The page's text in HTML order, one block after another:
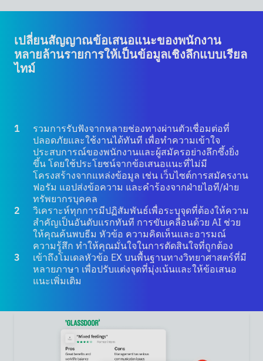
เปลี่ยนสัญญาณข้อเสนอแนะของพนักงาน
หลายล้านรายการให้เป็นข้อมูลเชิงลึกแบบเรียล
ไทม์
รวมการรับฟังจากหลายช่องทางผ่านตัวเชื่อมต่อที่
ปลอดภัยและใช้งานได้ทันที เพื่อทำความเข้าใจ
ประสบการณ์ของพนักงานและผู้สมัครอย่างลึกซึ้งยิ่ง
ขึ้น โดยใช้ประโยชน์จากข้อเสนอแนะที่ไม่มี
โครงสร้างจากแหล่งข้อมูล เช่น เว็บไซต์การสมัครงาน
ฟอรัม แอปส่งข้อความ และคำร้องจากฝ่ายไอที/ฝ่าย
ทรัพยากรบุคคล
วิเคราะห์ทุกการมีปฏิสัมพันธ์เพื่อระบุจุดที่ต้องให้ความ
สำคัญเป็นอันดับแรกทันที การขับเคลื่อนด้วย AI ช่วย
ให้คุณค้นพบธีม หัวข้อ ความคิดเห็นและอารมณ์
ความรู้สึก ทำให้คุณมั่นใจในการตัดสินใจที่ถูกต้อง
เข้าถึงโมเดลหัวข้อ EX บนพื้นฐานทางวิทยาศาสตร์ที่มี
หลายภาษา เพื่อปรับแต่งจุดที่มุ่งเน้นและให้ข้อเสนอ
แนะเพิ่มเติม